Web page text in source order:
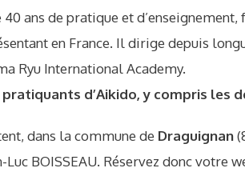
ans de pratique et d’enseignement,
en France. Il dirige depuis
Ryu International Academy.
d’Aikido, y compris les
dans la commune de Draguignan
BOISSEAU. Réservez donc votre